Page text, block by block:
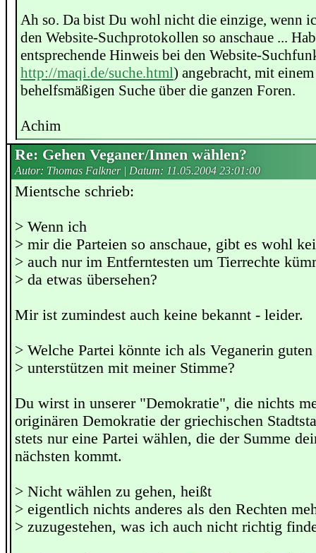
Ah so. Da bist Du wohl nicht die einzige, wenn
den Website-Suchprotokollen so anschaue ...
entsprechende Hinweis bei den Website-
http://maqi.de/suche.html) angebracht, mit
behelfsmäßigen Suche über die ganzen Foren.
Achim
Re: Gehen Veganer/Innen wählen?
Autor: Thomas Falkner | Datum: 11.05.2004 23:01:00
Mientsche schrieb:
> Wenn ich
> mir die Parteien so anschaue, gibt es wohl
> auch nur im Entferntesten um Tierrechte
> da etwas übersehen?
Mir ist zumindest auch keine bekannt - leider.
> Welche Partei könnte ich als Veganerin
> unterstützen mit meiner Stimme?
Du wirst in unserer "Demokratie", die nichts
originären Demokratie der griechischen
stets nur eine Partei wählen, die der Summe
nächsten kommt.
> Nicht wählen zu gehen, heißt
> eigentlich nichts anderes als den Rechten
> zuzugestehen, was ich auch nicht richtig